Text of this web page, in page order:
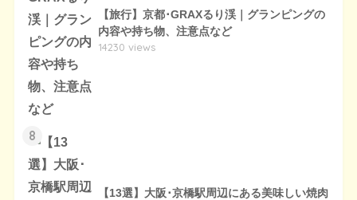
【旅行】京都･GRAXるり渓｜グランピングの
内容や持ち物、注意点など
14230 views
8
【13選】大阪･京橋駅周辺にある美味しい焼肉